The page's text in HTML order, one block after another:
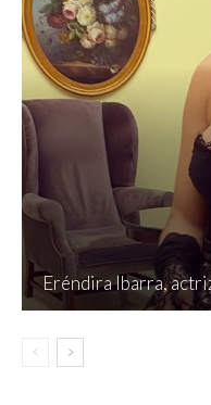
Eréndira Ibarra,